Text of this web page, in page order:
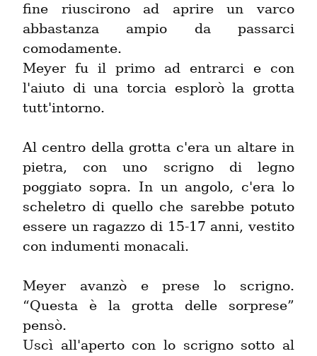
fine riuscirono ad aprire un varco
abbastanza ampio da passarci
comodamente.
Meyer fu il primo ad entrarci e con
l'aiuto di una torcia esplorò la grotta
tutt'intorno.
Al centro della grotta c'era un altare in
pietra, con uno scrigno di legno
poggiato sopra. In un angolo, c'era lo
scheletro di quello che sarebbe potuto
essere un ragazzo di 15-17 anni, vestito
con indumenti monacali.
Meyer avanzò e prese lo scrigno.
“Questa è la grotta delle sorprese”
pensò.
Uscì all'aperto con lo scrigno sotto al